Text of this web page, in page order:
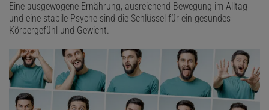
Eine ausgewogene Ernährung, ausreichend Bewegung im Alltag
und eine stabile Psyche sind die Schlüssel für ein gesundes
Körpergefühl und Gewicht.